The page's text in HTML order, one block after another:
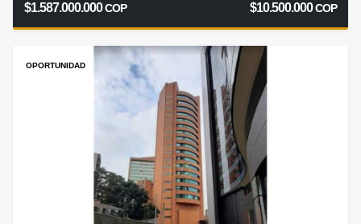
$1.587.000.000COP $10.500.000COP
OPORTUNIDAD